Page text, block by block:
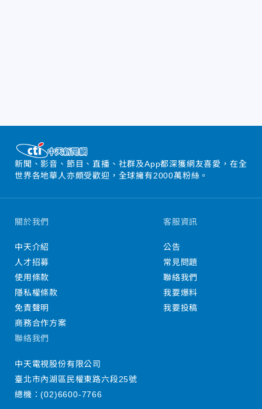
新聞、影音、節目、直播、社群及App都深獲網友喜愛，在全
世界各地華人亦頗受歡迎，全球擁有2000萬粉絲。
關於我們
中天介紹
人才招募
使用條款
隱私權條款
免責聲明
商務合作方案
客服資訊
公告
常見問題
聯絡我們
我要爆料
我要投稿
聯絡我們
中天電視股份有限公司
臺北市內湖區民權東路六段25號
總機：(02)6600-7766